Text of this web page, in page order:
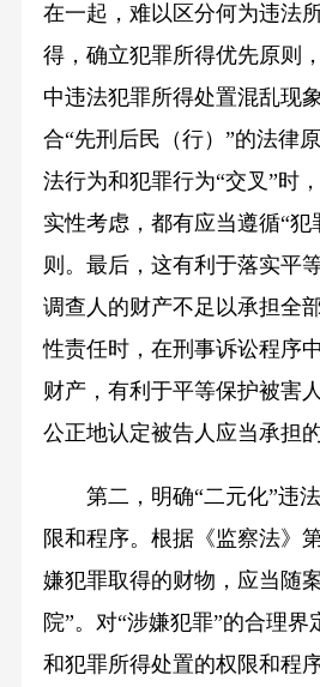
在一起，难以区分何为违法
得，确立犯罪所得优先原则
中违法犯罪所得处置混乱现
合“先刑后民（行）”的法律
法行为和犯罪行为“交叉”时
实性考虑，都有应当遵循“犯
则。最后，这有利于落实平
调查人的财产不足以承担全
性责任时，在刑事诉讼程序
财产，有利于平等保护被害
公正地认定被告人应当承担
第二，明确“二元化”违
限和程序。根据《监察法》
嫌犯罪取得的财物，应当随
院”。对“涉嫌犯罪”的合理
和犯罪所得处置的权限和程